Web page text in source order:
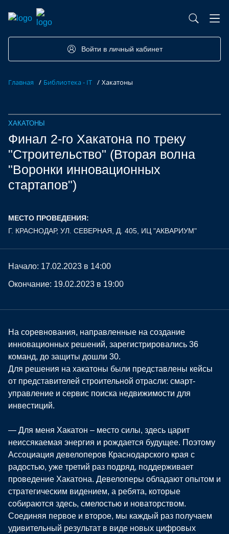
Войти в личный кабинет
Главная / Библиотека - IT / Хакатоны
ХАКАТОНЫ
Финал 2-го Хакатона по треку
"Строительство" (Вторая волна
"Воронки инновационных
стартапов")
МЕСТО ПРОВЕДЕНИЯ:
Г. КРАСНОДАР, УЛ. СЕВЕРНАЯ, Д. 405, ИЦ "АКВАРИУМ"
Начало: 17.02.2023 в 14:00
Окончание: 19.02.2023 в 19:00
На соревнования, направленные на создание
инновационных решений, зарегистрировались 36
команд, до защиты дошли 30.
Для решения на хакатоны были представлены кейсы
от представителей строительной отрасли: смарт-
управление и сервис поиска недвижимости для
инвестиций.
— Для меня Хакатон – место силы, здесь царит
неиссякаемая энергия и рождается будущее. Поэтому
Ассоциация девелоперов Краснодарского края с
радостью, уже третий раз подряд, поддерживает
проведение Хакатона. Девелоперы обладают опытом и
стратегическим видением, а ребята, которые
собираются здесь, смелостью и новаторством.
Соединяя первое и второе, мы каждый раз получаем
удивительный результат в виде новых цифровых